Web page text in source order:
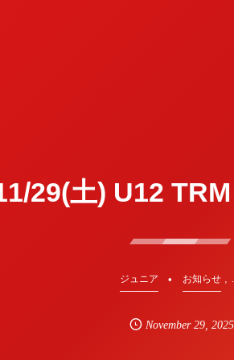
29(土) U12
ジュニア お知らせ,
November 29, 2025